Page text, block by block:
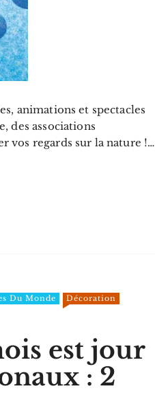
animations et spectacles
des associations
vos regards sur la nature !…
Du Monde
Décoration
est jour
: 2